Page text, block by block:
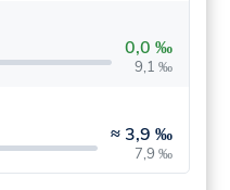
0,0 ‰
9,1 ‰
≈ 3,9 ‰
7,9 ‰